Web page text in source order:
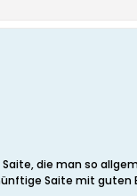
die man so
Saite mit guten